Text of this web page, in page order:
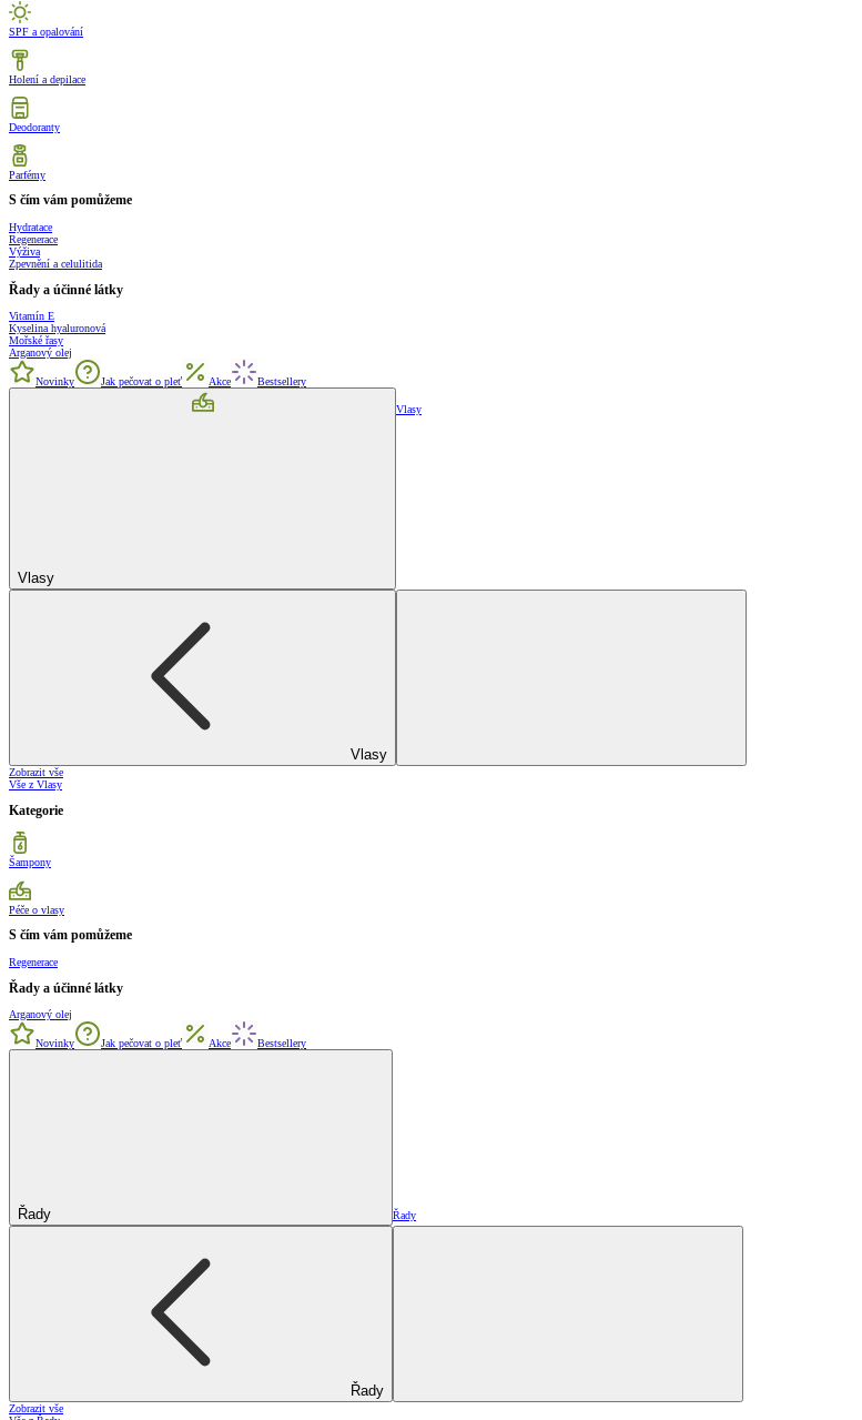
SPF a opalování
Holení a depilace
Deodoranty
Parfémy
S čím vám pomůžeme
Hydratace
Regenerace
Výživa
Zpevnění a celulitida
Řady a účinné látky
Vitamín E
Kyselina hyaluronová
Mořské řasy
Arganový olej
Novinky Jak pečovat o pleť Akce Bestsellery
Vlasy
Vlasy
Vlasy
Zobrazit vše
Vše z Vlasy
Kategorie
Šampony
Péče o vlasy
S čím vám pomůžeme
Regenerace
Řady a účinné látky
Arganový olej
Novinky Jak pečovat o pleť Akce Bestsellery
Řady Řady
Řady
Zobrazit vše